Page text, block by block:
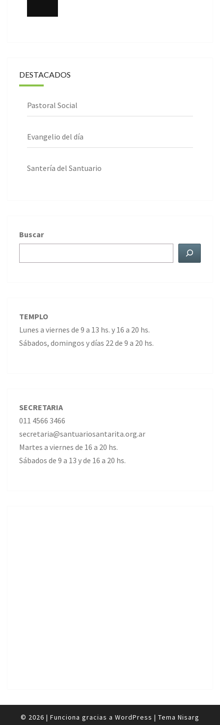
DESTACADOS
Pastoral Social
Evangelio del día
Santería del Santuario
Buscar
TEMPLO
Lunes a viernes de 9 a 13 hs. y 16 a 20 hs.
Sábados, domingos y días 22 de 9 a 20 hs.
SECRETARIA
011 4566 3466
secretaria@santuariosantarita.org.ar
Martes a viernes de 16 a 20 hs.
Sábados de 9 a 13 y de 16 a 20 hs.
© 2026 | Funciona gracias a WordPress | Tema Nisarg